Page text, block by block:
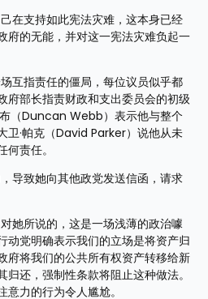
在支持如此宪法灾难，这本身已经
府的无能，并对这一宪法灾难负起一
互指责任的僵局，每位议员似乎都
府部长指责财政和支出委员会的初级
（Duncan Webb）表示他与整个
卫·帕克（David Parker）说他从未
责任。
导致她向其他政党发送信函，请求
她所说的，这是一场浅薄的政治噱
动党明确表示我们的立场是将资产归
府将我们的公共所有权资产转移给新
还，强制性条款将阻止这种做法。
力的行为令人尴尬。